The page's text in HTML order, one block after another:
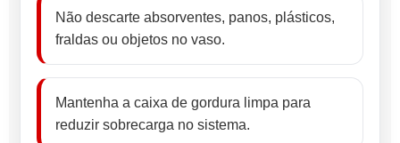
Não descarte absorventes, panos, plásticos,
fraldas ou objetos no vaso.
Mantenha a caixa de gordura limpa para
reduzir sobrecarga no sistema.